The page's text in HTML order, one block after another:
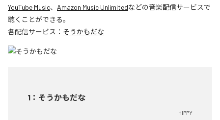
YouTube Music、 Amazon Music Unlimitedなどの音楽配信サービスで
聴くことができる。
各配信サービス： そうかもだな
1 ： そうかもだな
HIPPY